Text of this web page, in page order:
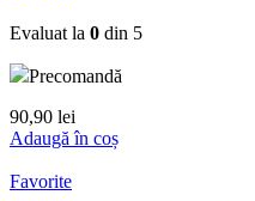
Evaluat la 0 din 5
Precomandă
90,90 lei
Adaugă în coș
Favorite